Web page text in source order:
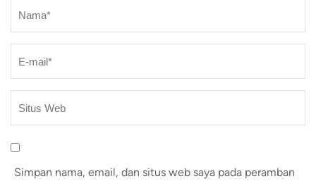
Nama
Simpan nama, email, dan situs web saya pada peramban